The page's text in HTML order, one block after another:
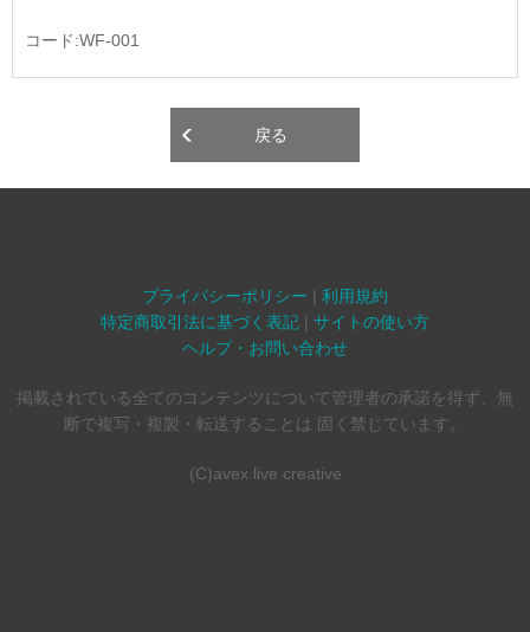
コード:WF-001
戻る
プライバシーポリシー | 利用規約
特定商取引法に基づく表記 | サイトの使い方
ヘルプ・お問い合わせ
掲載されている全てのコンテンツについて管理者の承諾を得ず、無
断で複写・複製・転送することは 固く禁じています。
(C)avex live creative